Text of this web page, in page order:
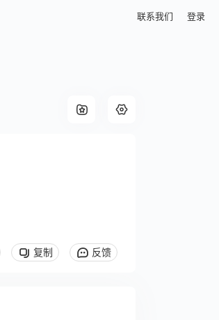
联系我们 登录
复制 反馈